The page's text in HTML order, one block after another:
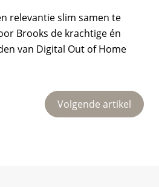
relevantie slim samen te
Brooks de krachtige én
van Digital Out of Home
Volgende artikel